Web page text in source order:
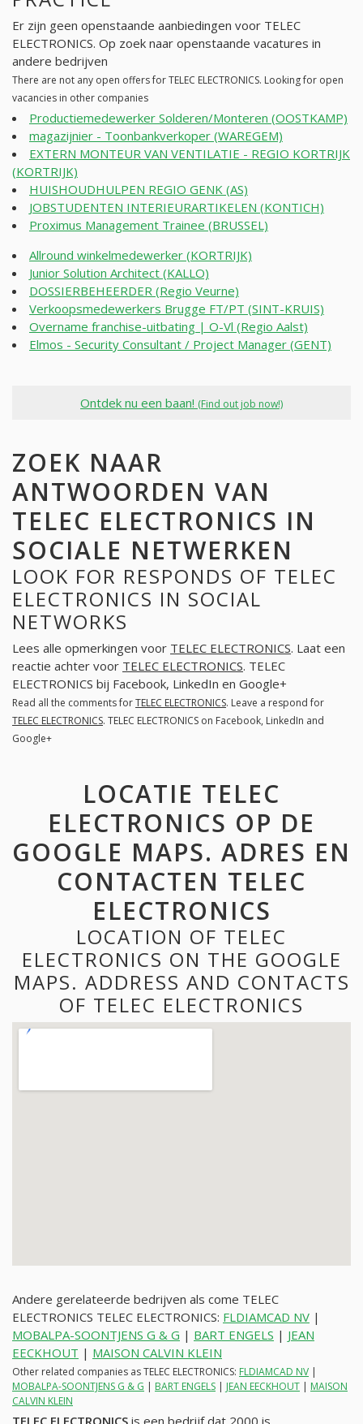
Er zijn geen openstaande aanbiedingen voor TELEC
ELECTRONICS. Op zoek naar openstaande vacatures in
andere bedrijven
There are not any open offers for TELEC ELECTRONICS. Looking for open
vacancies in other companies
Productiemedewerker Solderen/Monteren (OOSTKAMP)
magazijnier - Toonbankverkoper (WAREGEM)
EXTERN MONTEUR VAN VENTILATIE - REGIO KORTRIJK
(KORTRIJK)
HUISHOUDHULPEN REGIO GENK (AS)
JOBSTUDENTEN INTERIEURARTIKELEN (KONTICH)
Proximus Management Trainee (BRUSSEL)
Allround winkelmedewerker (KORTRIJK)
Junior Solution Architect (KALLO)
DOSSIERBEHEERDER (Regio Veurne)
Verkoopsmedewerkers Brugge FT/PT (SINT-KRUIS)
Overname franchise-uitbating | O-Vl (Regio Aalst)
Elmos - Security Consultant / Project Manager (GENT)
Ontdek nu een baan! (Find out job now!)
ZOEK NAAR
ANTWOORDEN VAN
TELEC ELECTRONICS IN
SOCIALE NETWERKEN
LOOK FOR RESPONDS OF TELEC
ELECTRONICS IN SOCIAL
NETWORKS
Lees alle opmerkingen voor TELEC ELECTRONICS. Laat een
reactie achter voor TELEC ELECTRONICS. TELEC
ELECTRONICS bij Facebook, LinkedIn en Google+
Read all the comments forTELEC ELECTRONICS. Leave a respond for
TELEC ELECTRONICS. TELEC ELECTRONICS on Facebook, LinkedIn and
Google+
LOCATIE TELEC
ELECTRONICS OP DE
GOOGLE MAPS. ADRES EN
CONTACTEN TELEC
ELECTRONICS
LOCATION OF TELEC
ELECTRONICS ON THE GOOGLE
MAPS. ADDRESS AND CONTACTS
OF TELEC ELECTRONICS
Andere gerelateerde bedrijven als come TELEC
ELECTRONICS TELEC ELECTRONICS: FLDIAMCAD NV |
MOBALPA-SOONTJENS G & G | BART ENGELS | JEAN
EECKHOUT | MAISON CALVIN KLEIN
Other related companies as TELEC ELECTRONICS: FLDIAMCAD NV |
MOBALPA-SOONTJENS G & G | BART ENGELS | JEAN EECKHOUT | MAISON
CALVIN KLEIN
TELEC ELECTRONICS is een bedrijf dat 2000 is